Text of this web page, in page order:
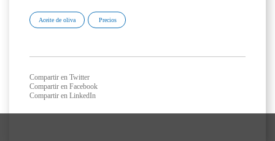
Aceite de oliva Precios
Compartir en Twitter
Compartir en Facebook
Compartir en LinkedIn